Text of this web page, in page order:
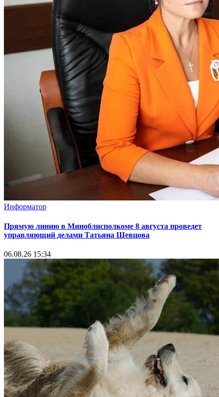
Информатор
Прямую линию в Миноблисполкоме 8 августа проведет
управляющий делами Татьяна Шевцова
06.08.26 15:34